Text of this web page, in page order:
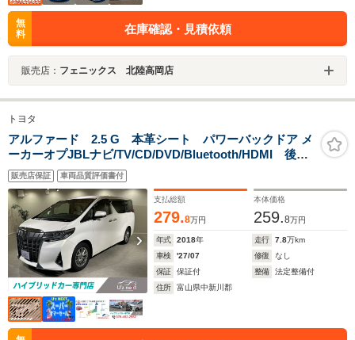
無
料
在庫確認・見積依頼
販売店： フェニックス 北陸高岡店
トヨタ
アルファード 2.5 G 本革シート パワーバックドア メ
ーカーオプJBLナビ/TV/CD/DVD/Bluetooth/HDMI 後席
モニター パノラミックモニター シートヒーター&ベン
チレーション ETC ドラレコ
販売店保証 車両品質評価書付
支払総額
279.8万円
本体価格
259.8万円
年式 2018年 走行 7.8万km
車検
'27/07 修復
なし
保証
保証付 整備
法定整備付
住所
富山県中新川郡